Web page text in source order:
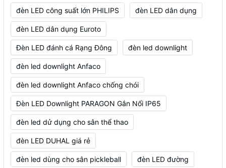
đèn LED công suất lớn PHILIPS đèn LED dân dụng
đèn LED dân dụng Euroto
Đèn LED đánh cá Rạng Đông đèn led downlight
đèn led downlight Anfaco
đèn led downlight Anfaco chống chói
Đèn LED Downlight PARAGON Gắn Nổi IP65
đèn led dử dụng cho sân thể thao
đèn LED DUHAL giá rẻ
đèn led dùng cho sân pickleball đèn LED đường